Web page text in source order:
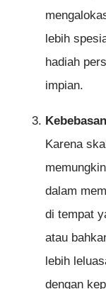
lebih
hadiah
impian.
Karena
dalam
di tempat
atau
lebih
dengan